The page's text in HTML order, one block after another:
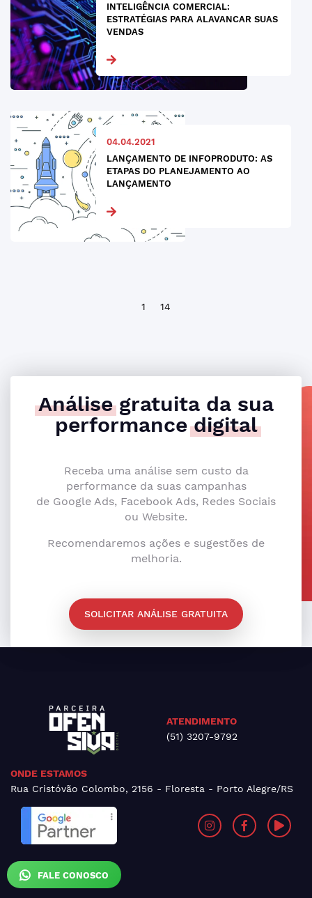
FALE CONOSCO
INTELIGÊNCIA COMERCIAL:
ESTRATÉGIAS PARA ALAVANCAR SUAS
VENDAS
04.04.2021
LANÇAMENTO DE INFOPRODUTO: AS
ETAPAS DO PLANEJAMENTO AO
LANÇAMENTO
1 14
Análisegratuita da sua
performancedigital
Receba uma análise sem custo da
performance da suas campanhas
de Google Ads, Facebook Ads, Redes Sociais
ou Website.
Recomendaremos ações e sugestões de
melhoria.
SOLICITAR ANÁLISE GRATUITA
ATENDIMENTO
(51) 3207-9792
ONDE ESTAMOS
Rua Cristóvão Colombo, 2156 - Floresta - Porto Alegre/RS